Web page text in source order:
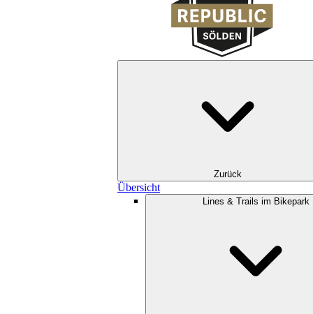
Zurück
Übersicht
Lines & Trails im Bikepark